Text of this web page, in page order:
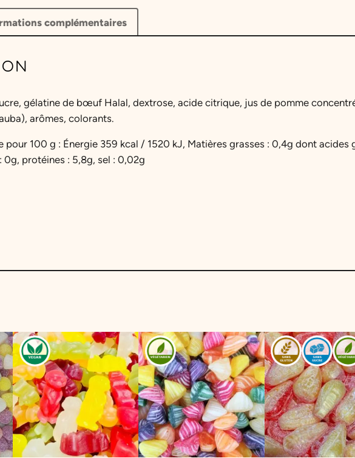
complémentaires
gélatine de bœuf Halal, dextrose, acide citrique, jus de pomme
arômes, colorants.
pour 100 g : Énergie 359 kcal / 1520 kJ, Matières grasses : 0,4g dont
0g, protéines : 5,8g, sel : 0,02g